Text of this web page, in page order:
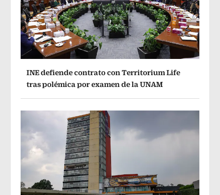
INE defiende contrato con Territorium Life
tras polémica por examen de la UNAM